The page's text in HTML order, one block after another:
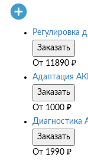
Регулировка
Заказать
От 11890 ₽
Адаптация
Заказать
От 1000 ₽
Диагностика
Заказать
От 1990 ₽